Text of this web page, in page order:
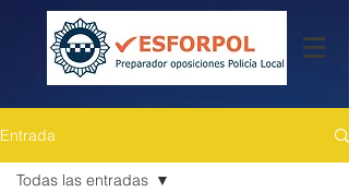
Entrada
Todas las entradas